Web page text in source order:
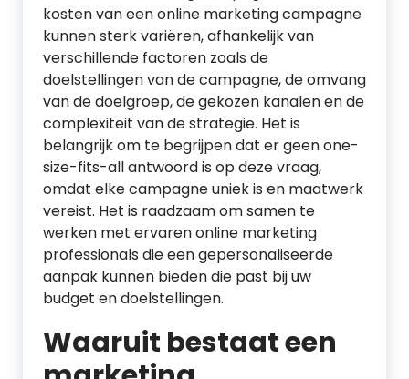
kosten van een online marketing campagne
kunnen sterk variëren, afhankelijk van
verschillende factoren zoals de
doelstellingen van de campagne, de omvang
van de doelgroep, de gekozen kanalen en de
complexiteit van de strategie. Het is
belangrijk om te begrijpen dat er geen one-
size-fits-all antwoord is op deze vraag,
omdat elke campagne uniek is en maatwerk
vereist. Het is raadzaam om samen te
werken met ervaren online marketing
professionals die een gepersonaliseerde
aanpak kunnen bieden die past bij uw
budget en doelstellingen.
Waaruit bestaat een